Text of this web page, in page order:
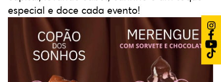
especial e doce cada evento!